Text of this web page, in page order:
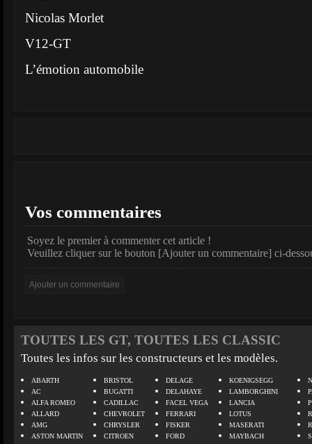
Nicolas Morlet
V12-GT
L’émotion automobile
Vos commentaires
Soyez le premier à commenter cet article !
Veuillez cliquer sur le bouton [Ajouter un commentaire] ci-
TOUTES LES GT, TOUTES LES CLASSIC
Toutes les infos sur les constructeurs et les modèles.
ABARTH
AC
ALFA ROMEO
ALLARD
AMG
ASTON MARTIN
BRISTOL
BUGATTI
CADILLAC
CHEVROLET
CHRYSLER
CITROEN
DELAGE
DELAHAYE
FACEL VEGA
FERRARI
FISKER
FORD
KOENIGSEGG
LAMBORGHINI
LANCIA
LOTUS
MASERATI
MAYBACH